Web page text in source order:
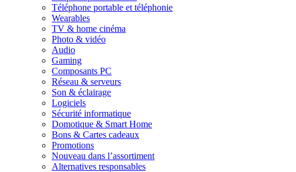
Téléphone portable et téléphonie
Wearables
TV & home cinéma
Photo & vidéo
Audio
Gaming
Composants PC
Réseau & serveurs
Son & éclairage
Logiciels
Sécurité informatique
Domotique & Smart Home
Bons & Cartes cadeaux
Promotions
Nouveau dans l’assortiment
Alternatives responsables